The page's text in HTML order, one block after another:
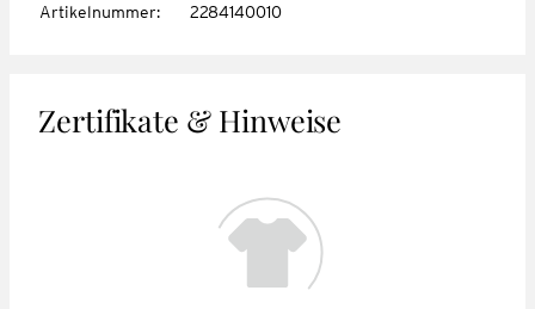
Artikelnummer: 2284140010
Zertifikate & Hinweise